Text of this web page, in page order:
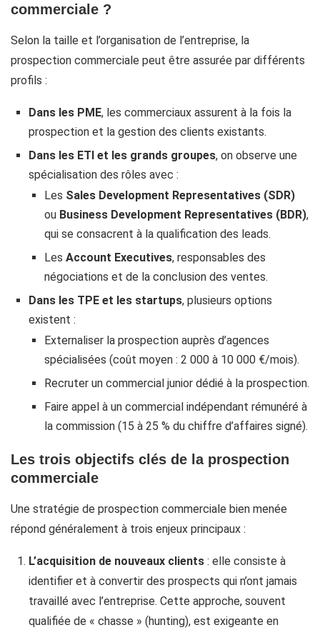
commerciale ?
Selon la taille et l’organisation de l’entreprise, la
prospection commerciale peut être assurée par différents
profils :
Dans les PME, les commerciaux assurent à la fois la
prospection et la gestion des clients existants.
Dans les ETI et les grands groupes, on observe une
spécialisation des rôles avec :
Les Sales Development Representatives (SDR)
ou Business Development Representatives (BDR),
qui se consacrent à la qualification des leads.
Les Account Executives, responsables des
négociations et de la conclusion des ventes.
Dans les TPE et les startups, plusieurs options
existent :
Externaliser la prospection auprès d’agences
spécialisées (coût moyen : 2 000 à 10 000 €/mois).
Recruter un commercial junior dédié à la prospection.
Faire appel à un commercial indépendant rémunéré à
la commission (15 à 25 % du chiffre d’affaires signé).
Les trois objectifs clés de la prospection
commerciale
Une stratégie de prospection commerciale bien menée
répond généralement à trois enjeux principaux :
L’acquisition de nouveaux clients : elle consiste à
identifier et à convertir des prospects qui n’ont jamais
travaillé avec l’entreprise. Cette approche, souvent
qualifiée de « chasse » (hunting), est exigeante en